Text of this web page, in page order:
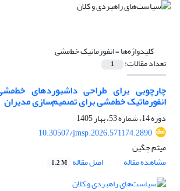
کلیدواژه‌ها =انفورماتیک خط‌مشی
تعداد مقالات: 1
چارچوبی برای طراحی داشبوردهای
انفورماتیک خط‌مشی برای تصمیم‌سازی مدیران
دوره 14، شماره 53، بهار 1405
10.30507/jmsp.2026.571174.2890
میثم چگین
مشاهده مقاله
اصل مقاله 1.2 M